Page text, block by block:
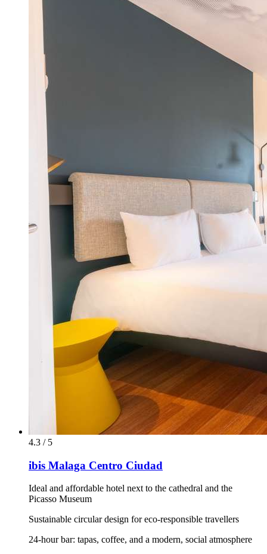
4.3 / 5
ibis Malaga Centro Ciudad
Ideal and affordable hotel next to the cathedral and the
Picasso Museum
Sustainable circular design for eco-responsible travellers
24-hour bar: tapas, coffee, and a modern, social atmosphere